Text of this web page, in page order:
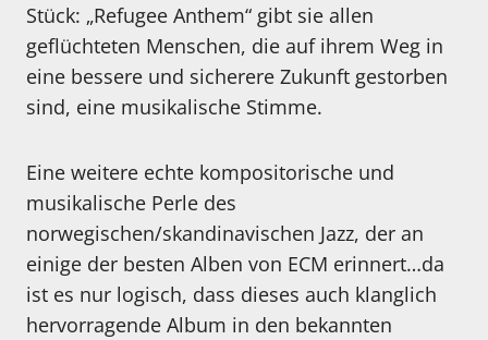
Stück: „Refugee Anthem“ gibt sie allen
geflüchteten Menschen, die auf ihrem Weg in
eine bessere und sicherere Zukunft gestorben
sind, eine musikalische Stimme.
Eine weitere echte kompositorische und
musikalische Perle des
norwegischen/skandinavischen Jazz, der an
einige der besten Alben von ECM erinnert…da
ist es nur logisch, dass dieses auch klanglich
hervorragende Album in den bekannten